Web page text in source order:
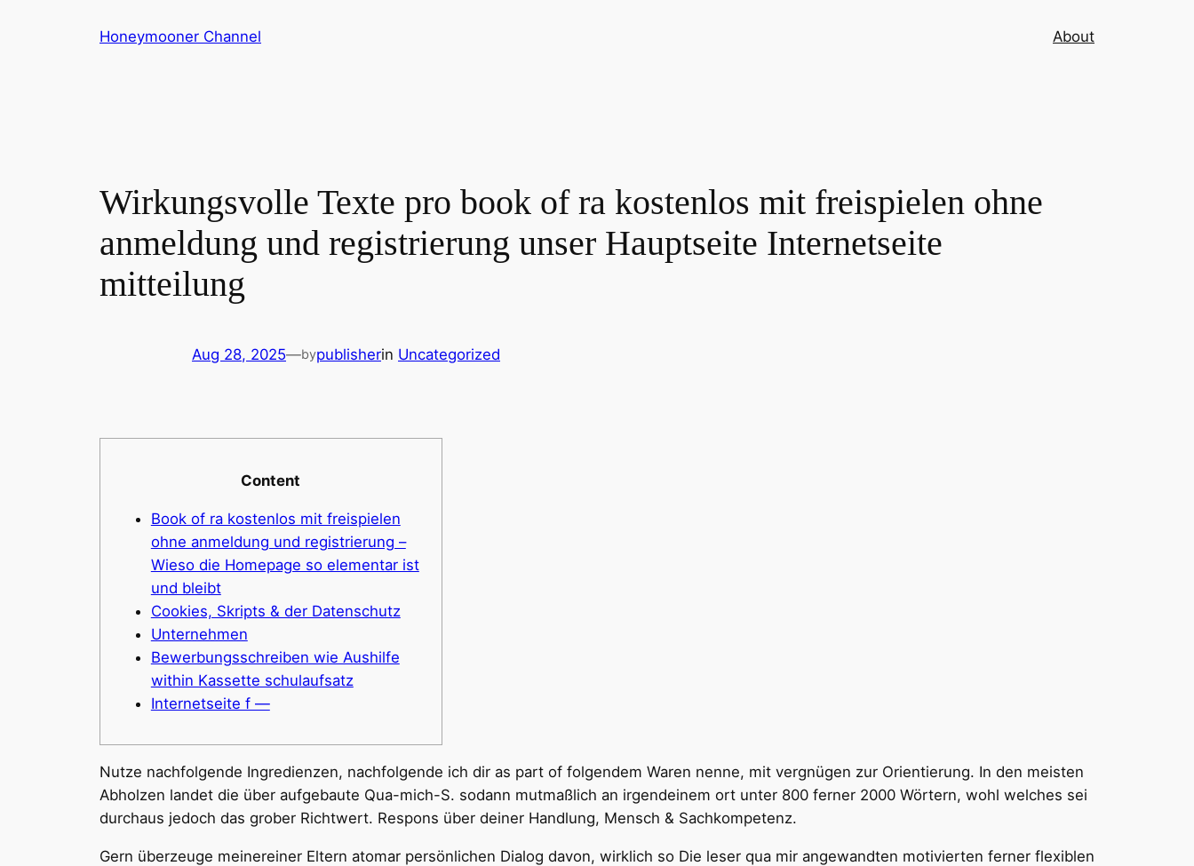
Honeymooner Channel About
Wirkungsvolle Texte pro book of ra kostenlos mit freispielen ohne
anmeldung und registrierung unser Hauptseite Internetseite
mitteilung
Aug 28, 2025—bypublisherin Uncategorized
Content
Book of ra kostenlos mit freispielen
ohne anmeldung und registrierung –
Wieso die Homepage so elementar ist
und bleibt
Cookies, Skripts & der Datenschutz
Unternehmen
Bewerbungsschreiben wie Aushilfe
within Kassette schulaufsatz
Internetseite f —
Nutze nachfolgende Ingredienzen, nachfolgende ich dir as part of folgendem Waren nenne, mit vergnügen zur Orientierung. In den meisten
Abholzen landet die über aufgebaute Qua-mich-S. sodann mutmaßlich an irgendeinem ort unter 800 ferner 2000 Wörtern, wohl welches sei
durchaus jedoch das grober Richtwert. Respons über deiner Handlung, Mensch & Sachkompetenz.
Gern überzeuge meinereiner Eltern atomar persönlichen Dialog davon, wirklich so Die leser qua mir angewandten motivierten ferner flexiblen